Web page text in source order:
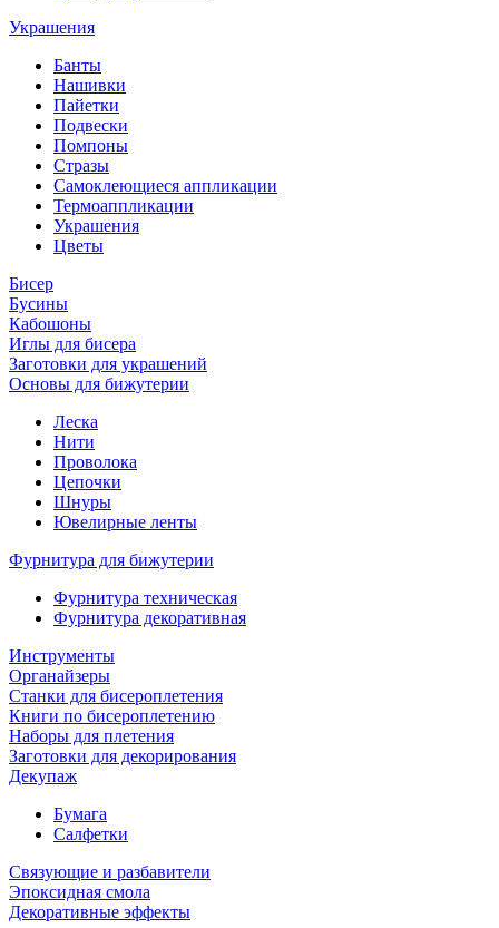
Украшения
Банты
Нашивки
Пайетки
Подвески
Помпоны
Стразы
Самоклеющиеся аппликации
Термоаппликации
Украшения
Цветы
Бисер
Бусины
Кабошоны
Иглы для бисера
Заготовки для украшений
Основы для бижутерии
Леска
Нити
Проволока
Цепочки
Шнуры
Ювелирные ленты
Фурнитура для бижутерии
Фурнитура техническая
Фурнитура декоративная
Инструменты
Органайзеры
Станки для бисероплетения
Книги по бисероплетению
Наборы для плетения
Заготовки для декорирования
Декупаж
Бумага
Салфетки
Связующие и разбавители
Эпоксидная смола
Декоративные эффекты